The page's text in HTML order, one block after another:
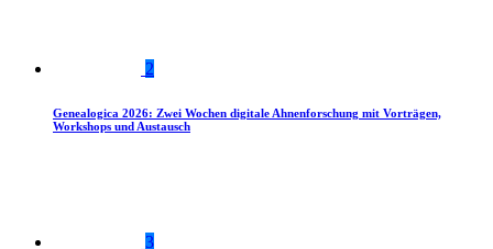
2
Genealogica 2026: Zwei Wochen digitale Ahnenforschung mit Vorträgen,
Workshops und Austausch
3